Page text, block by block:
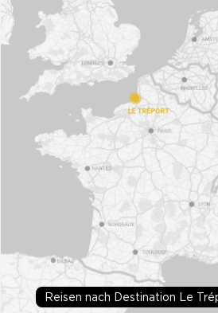
Reisen nach Destination Le